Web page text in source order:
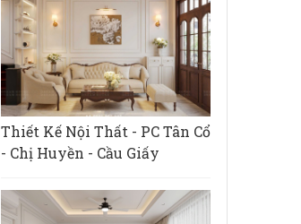
Thiết Kế Nội Thất - PC Tân Cổ
- Chị Huyền - Cầu Giấy